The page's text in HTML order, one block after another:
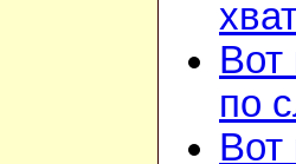
Вот
по
Вот